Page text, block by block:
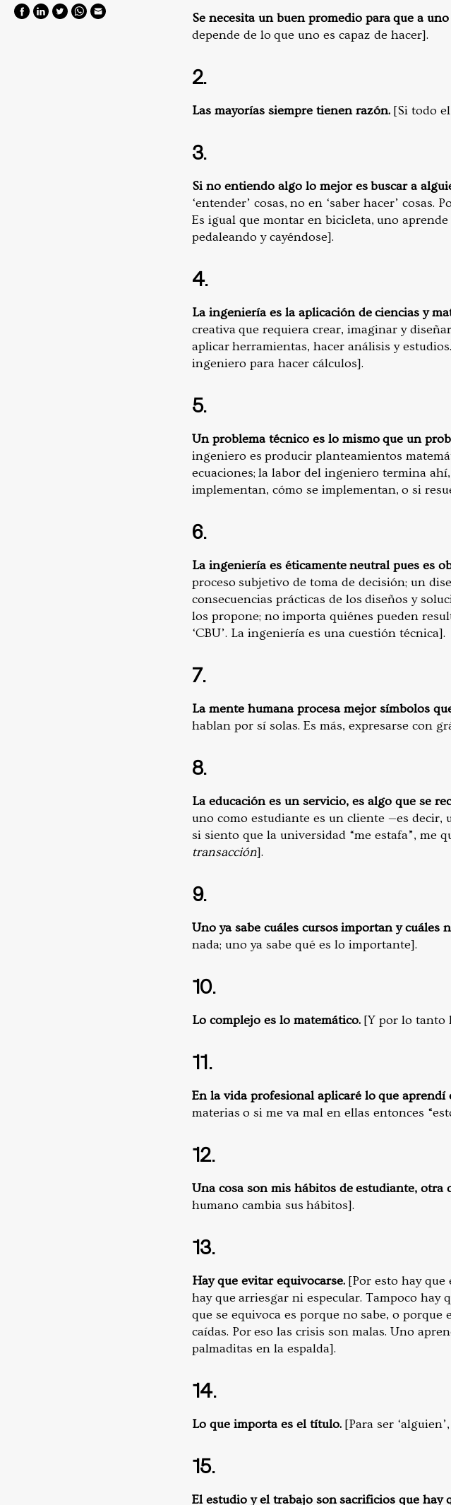
Se necesita un buen promedio para que a
depende de lo que uno es capaz de hacer].
2.
Las mayorías siempre tienen razón. [Si todo
3.
Si no entiendo algo lo mejor es buscar a
‘entender’ cosas, no en ‘saber hacer’
Es igual que montar en bicicleta, uno
pedaleando y cayéndose].
4.
La ingeniería es la aplicación de ciencias y
creativa que requiera crear, imaginar y
aplicar herramientas, hacer análisis y
ingeniero para hacer cálculos].
5.
Un problema técnico es lo mismo que un
ingeniero es producir planteamientos
ecuaciones; la labor del ingeniero termina
implementan, cómo se implementan, o si
6.
La ingeniería es éticamente neutral pues es
proceso subjetivo de toma de decisión; un
consecuencias prácticas de los diseños y
los propone; no importa quiénes pueden
‘CBU’. La ingeniería es una cuestión técnica].
7.
La mente humana procesa mejor símbolos
hablan por sí solas. Es más, expresarse con
8.
La educación es un servicio, es algo que se
uno como estudiante es un cliente —es decir,
si siento que la universidad “me estafa”, me
transacción].
9.
Uno ya sabe cuáles cursos importan y cuáles
nada; uno ya sabe qué es lo importante].
10.
Lo complejo es lo matemático. [Y por lo tanto
11.
En la vida profesional aplicaré lo que aprendí
materias o si me va mal en ellas entonces
12.
Una cosa son mis hábitos de estudiante, otra
humano cambia sus hábitos].
13.
Hay que evitar equivocarse. [Por esto hay que
hay que arriesgar ni especular. Tampoco hay
que se equivoca es porque no sabe, o
caídas. Por eso las crisis son malas. Uno
palmaditas en la espalda].
14.
Lo que importa es el título. [Para ser
15.
El estudio y el trabajo son sacrificios que hay